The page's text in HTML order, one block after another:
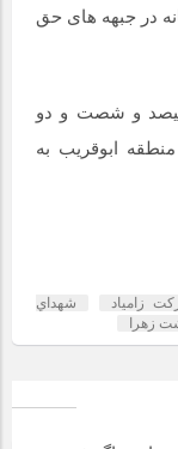
در جبهه های حق
سیصد و شصت و دو
ابوقریب به
زامياد
شهداي
زهرا